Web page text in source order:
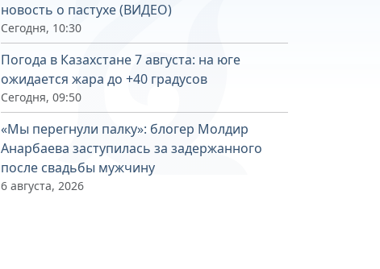
новость о пастухе (ВИДЕО)
Сегодня, 10:30
Погода в Казахстане 7 августа: на юге
ожидается жара до +40 градусов
Сегодня, 09:50
«Мы перегнули палку»: блогер Молдир
Анарбаева заступилась за задержанного
после свадьбы мужчину
6 августа, 2026